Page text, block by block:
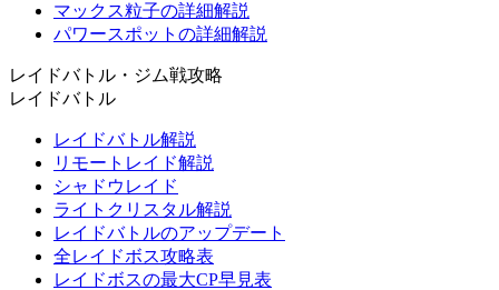
マックス粒子の詳細解説
パワースポットの詳細解説
レイドバトル・ジム戦攻略
レイドバトル
レイドバトル解説
リモートレイド解説
シャドウレイド
ライトクリスタル解説
レイドバトルのアップデート
全レイドボス攻略表
レイドボスの最大CP早見表